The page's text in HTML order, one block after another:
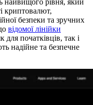
найвищого рівня, який
криптовалют,
безпеки та зручних
відомої лінійки
початківців, так і
надійне та безпечне